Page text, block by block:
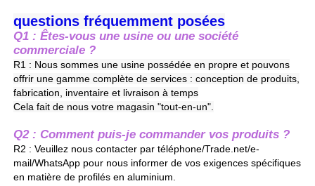
Profils de fenêtres à battants
Profilés de façade rideau
profils en aluminium de finition du bois
questions fréquemment posées
Q1 : Êtes-vous une usine ou une société
commerciale ?
R1 : Nous sommes une usine possédée en propre et pouvons
offrir une gamme complète de services : conception de produits,
fabrication, inventaire et livraison à temps
Cela fait de nous votre magasin "tout-en-un".
Q2 : Comment puis-je commander vos produits ?
R2 : Veuillez nous contacter par téléphone/Trade.net/e-
mail/WhatsApp pour nous informer de vos exigences spécifiques
en matière de profilés en aluminium.